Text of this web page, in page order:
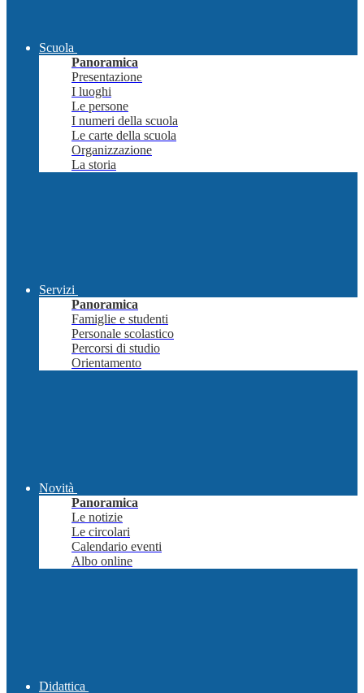
Scuola
Panoramica
Presentazione
I luoghi
Le persone
I numeri della scuola
Le carte della scuola
Organizzazione
La storia
Servizi
Panoramica
Famiglie e studenti
Personale scolastico
Percorsi di studio
Orientamento
Novità
Panoramica
Le notizie
Le circolari
Calendario eventi
Albo online
Didattica